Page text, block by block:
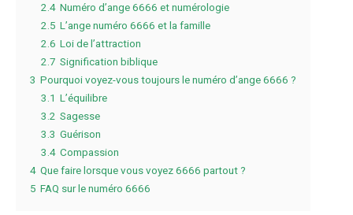
2.4 Numéro d’ange 6666 et numérologie
2.5 L’ange numéro 6666 et la famille
2.6 Loi de l’attraction
2.7 Signification biblique
3 Pourquoi voyez-vous toujours le numéro d’ange 6666 ?
3.1 L’équilibre
3.2 Sagesse
3.3 Guérison
3.4 Compassion
4 Que faire lorsque vous voyez 6666 partout ?
5 FAQ sur le numéro 6666